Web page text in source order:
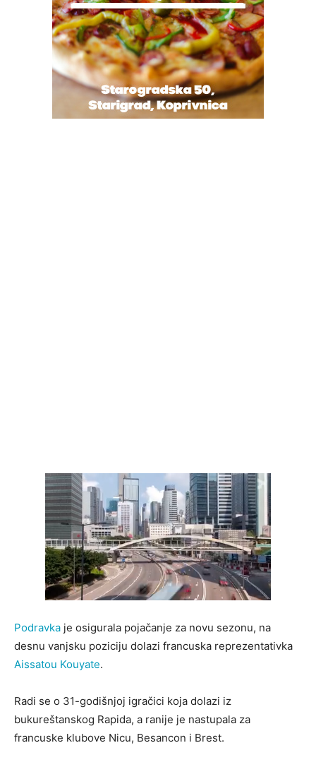
Podravka je osigurala pojačanje za novu sezonu, na
desnu vanjsku poziciju dolazi francuska reprezentativka
Aissatou Kouyate.
Radi se o 31-godišnjoj igračici koja dolazi iz
bukureštanskog Rapida, a ranije je nastupala za
francuske klubove Nicu, Besancon i Brest.